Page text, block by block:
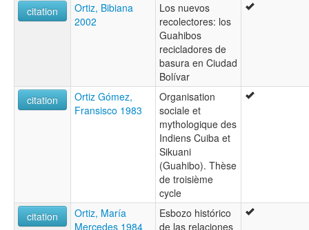
citation
Ortiz, Bibiana
2002
Los nuevos
recolectores: los
Guahibos
recicladores de
basura en Ciudad
Bolívar
citation
Ortiz Gómez,
Fransisco 1983
Organisation
sociale et
mythologique des
Indiens Cuiba et
Sikuani
(Guahibo). Thèse
de troisième
cycle
citation
Ortiz, María
Mercedes 1984
Esbozo histórico
de las relaciones